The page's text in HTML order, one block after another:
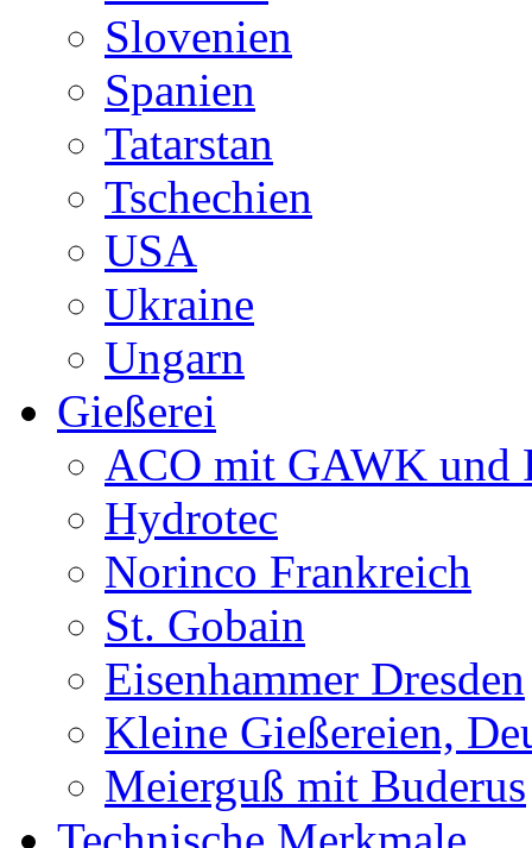
Slovenien
Spanien
Tatarstan
Tschechien
USA
Ukraine
Ungarn
Gießerei
ACO mit GAWK und
Hydrotec
Norinco Frankreich
St. Gobain
Eisenhammer Dresden
Kleine Gießereien,
Meierguß mit Buderus